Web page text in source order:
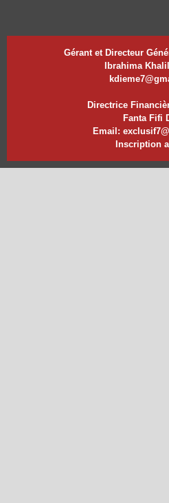
Gérant et Directeur
Ibrahima
Directrice
Fanta Fifi
Email:
Inscription